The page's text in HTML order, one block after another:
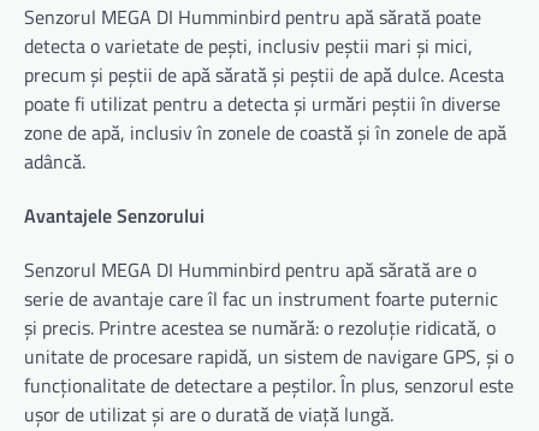
Senzorul MEGA DI Humminbird pentru apă sărată poate
detecta o varietate de pești, inclusiv peștii mari și mici,
precum și peștii de apă sărată și peștii de apă dulce. Acesta
poate fi utilizat pentru a detecta și urmări peștii în diverse
zone de apă, inclusiv în zonele de coastă și în zonele de apă
adâncă.
Avantajele Senzorului
Senzorul MEGA DI Humminbird pentru apă sărată are o
serie de avantaje care îl fac un instrument foarte puternic
și precis. Printre acestea se numără: o rezoluție ridicată, o
unitate de procesare rapidă, un sistem de navigare GPS, și o
funcționalitate de detectare a peștilor. În plus, senzorul este
ușor de utilizat și are o durată de viață lungă.